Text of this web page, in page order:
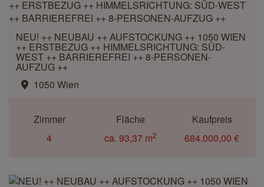
NEU! ++ NEUBAU ++ AUFSTOCKUNG ++ 1050 WIEN
++ ERSTBEZUG ++ HIMMELSRICHTUNG: SÜD-
WEST ++ BARRIEREFREI ++ 8-PERSONEN-
AUFZUG ++
1050 Wien
Zimmer
4
Fläche
ca. 93,37 m2
Kaufpreis
684.000,00 €